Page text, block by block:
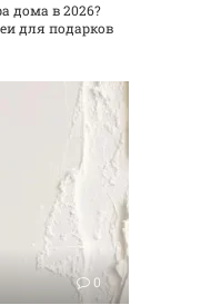
дома в 2026?
для подарков
0